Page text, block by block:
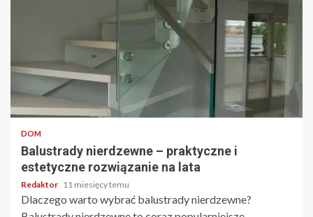
3 min odczytu
DOM
Balustrady nierdzewne – praktyczne i
estetyczne rozwiązanie na lata
Redaktor 11 miesięcy temu
Dlaczego warto wybrać balustrady nierdzewne?